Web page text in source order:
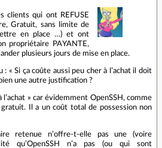
clients qui ont REFUSE
Gratuit, sans limite de
en place …) et ont
propriétaire PAYANTE,
plusieurs jours de mise en place.
: « Si ça coûte aussi peu cher à l’achat il doit
une autre justification ?
l’achat » car évidemment OpenSSH, comme
gratuit. Il a un coût total de possession non
retenue n’offre-t-elle pas une (voire
qu’OpenSSH n’a pas (ou qui sont